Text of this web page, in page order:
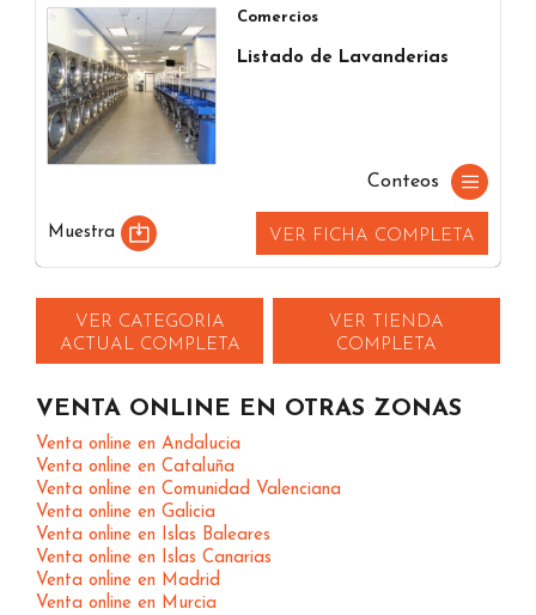
Comercios
Listado de Lavanderias
Conteos
Muestra VER FICHA COMPLETA
VER CATEGORIA
ACTUAL COMPLETA
VER TIENDA
COMPLETA
VENTA ONLINE EN OTRAS ZONAS
Venta online en Andalucia
Venta online en Cataluña
Venta online en Comunidad Valenciana
Venta online en Galicia
Venta online en Islas Baleares
Venta online en Islas Canarias
Venta online en Madrid
Venta online en Murcia